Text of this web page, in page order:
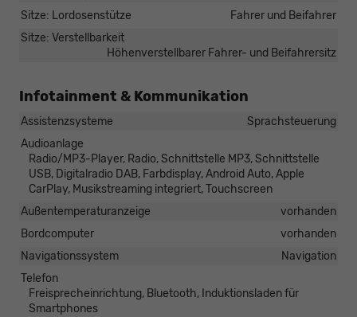
Sitze: Lordosenstütze
Fahrer und Beifahrer
Sitze: Verstellbarkeit
Höhenverstellbarer Fahrer- und Beifahrersitz
Infotainment & Kommunikation
Assistenzsysteme
Sprachsteuerung
Audioanlage
Radio/MP3-Player, Radio, Schnittstelle MP3, Schnittstelle
USB, Digitalradio DAB, Farbdisplay, Android Auto, Apple
CarPlay, Musikstreaming integriert, Touchscreen
Außentemperaturanzeige
vorhanden
Bordcomputer
vorhanden
Navigationssystem
Navigation
Telefon
Freisprecheinrichtung, Bluetooth, Induktionsladen für
Smartphones